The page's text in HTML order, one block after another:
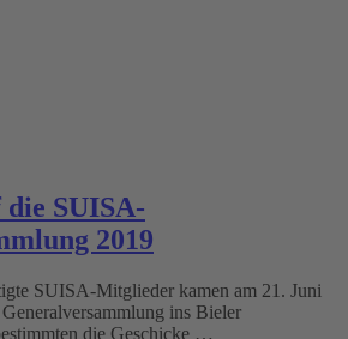
die SUISA-
2019
SUISA-Mitglieder kamen am 21. Juni
ins Bieler
die Geschicke …